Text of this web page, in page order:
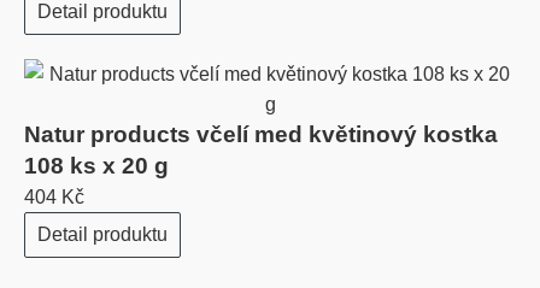
Detail produktu
Natur products včelí med květinový kostka
108 ks x 20 g
404 Kč
Detail produktu